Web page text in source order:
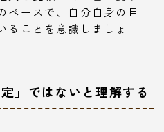
ペースで、自分自身の目
ることを意識しましょ
」ではないと理解する